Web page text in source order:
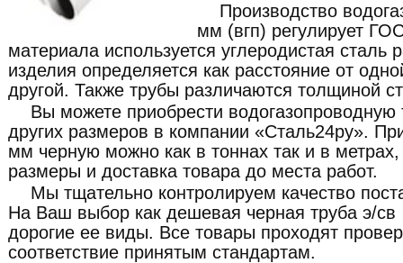
Производство
мм (вгп) регулирует
материала используется углеродистая
изделия определяется как расстояние от
другой. Также трубы различаются толщиной
Вы можете приобрести
других размеров в компании «Сталь24ру».
мм черную можно как в тоннах так и в
размеры и доставка товара до места работ.
Мы тщательно контролируем качество
На Ваш выбор как дешевая черная труба э/
дорогие ее виды. Все товары проходят
соответствие принятым стандартам.